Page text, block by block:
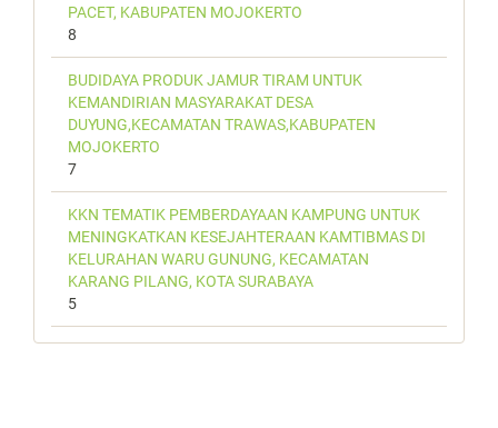
PACET, KABUPATEN MOJOKERTO
8
BUDIDAYA PRODUK JAMUR TIRAM UNTUK
KEMANDIRIAN MASYARAKAT DESA
DUYUNG,KECAMATAN TRAWAS,KABUPATEN
MOJOKERTO
7
KKN TEMATIK PEMBERDAYAAN KAMPUNG UNTUK
MENINGKATKAN KESEJAHTERAAN KAMTIBMAS DI
KELURAHAN WARU GUNUNG, KECAMATAN
KARANG PILANG, KOTA SURABAYA
5